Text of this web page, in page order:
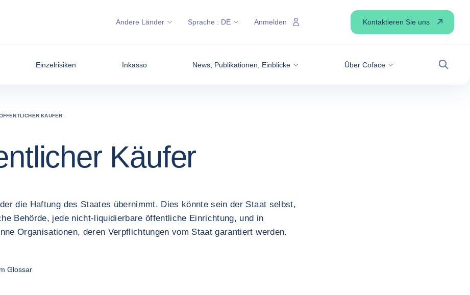
Einzelrisiken Inkasso News, Publikationen, Einblicke Über Coface
Suche
Andere Länder Sprache : DE Anmelden Kontaktieren Sie uns
KÄUFER
Käufer
die Haftung des Staates übernimmt. Dies könnte sein der Staat selbst,
Behörde, jede nicht-liquidierbare öffentliche Einrichtung, und in
Organisationen, deren Verpflichtungen vom Staat garantiert werden.
Glossar